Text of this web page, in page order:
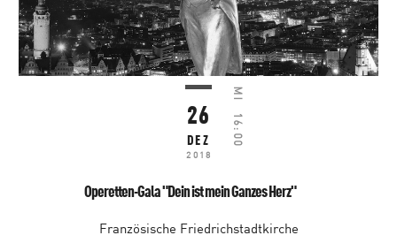
26
DEZ
2018
MI
16:00
Operetten-Gala "Dein ist mein Ganzes Herz"
Französische Friedrichstadtkirche